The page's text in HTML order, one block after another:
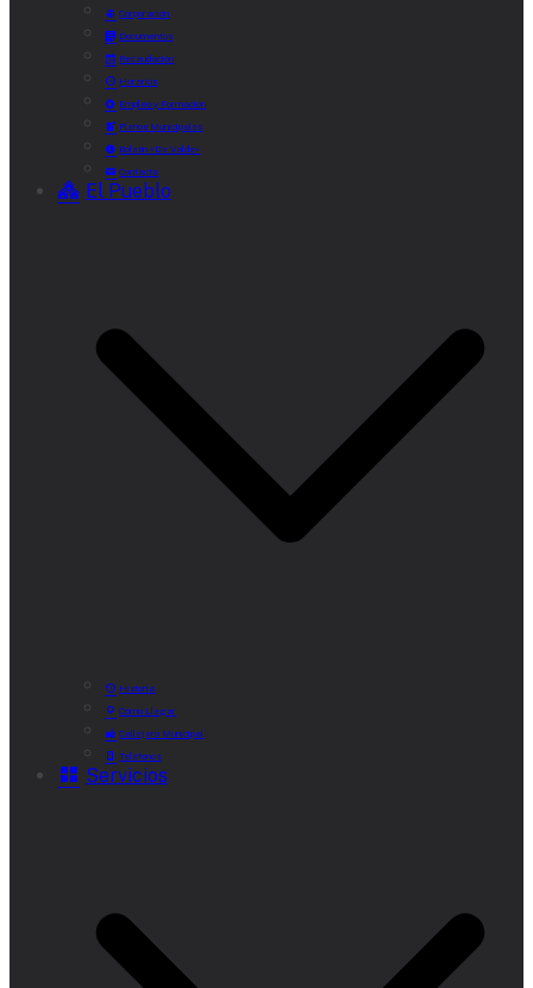
Corporación
Documentos
Recaudación
Horarios
Empleo y Formación
Plenos Municipales
Boletín «De Valde»
Contacta
El Pueblo
Historia
Cómo Llegar
Callejero Municipal
Teléfonos
Servicios